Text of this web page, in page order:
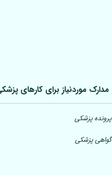
مدارک موردنیاز برای کارهای
پرونده پزشکی
گواهی پزشکی